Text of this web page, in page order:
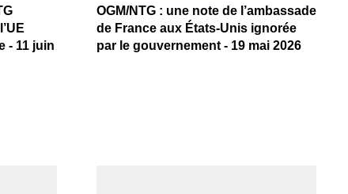
- 11 juin
OGM/NTG : une note de l’ambassade
de France aux États-Unis ignorée
par le gouvernement - 19 mai 2026